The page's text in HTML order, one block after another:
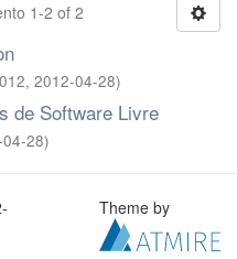
1-2 of 2
, 2012-04-28)
de Software Livre
28)
Theme by